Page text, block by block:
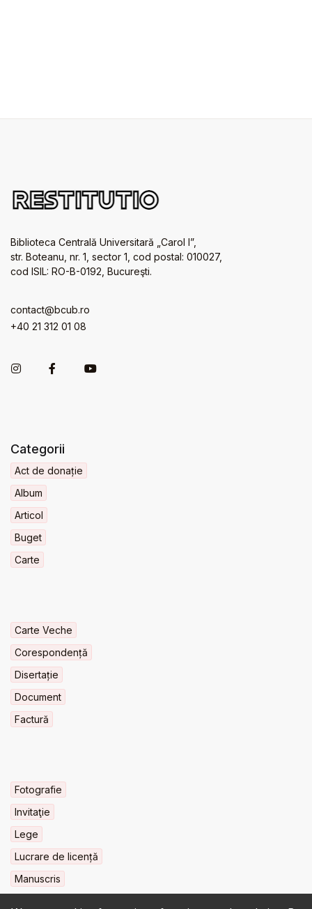
Biblioteca Centrală Universitară „Carol I”,
str. Boteanu, nr. 1, sector 1, cod postal: 010027,
cod ISIL: RO-B-0192, Bucureşti.
contact@bcub.ro
+40 21 312 01 08
Categorii
Act de donație
Album
Articol
Buget
Carte
Carte Veche
Corespondență
Disertație
Document
Factură
Fotografie
Invitaţie
Lege
Lucrare de licență
Manuscris